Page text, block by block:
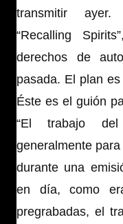
transmitir ayer.
“Recalling
derechos de
pasada. El plan
Éste es el guión
“El trabajo
generalmente
durante una
en día, como
pregrabadas, el